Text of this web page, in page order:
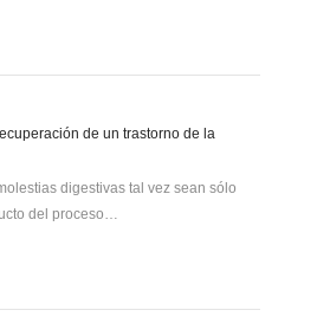
de un trastorno de la
digestivas tal vez sean sólo
del proceso…